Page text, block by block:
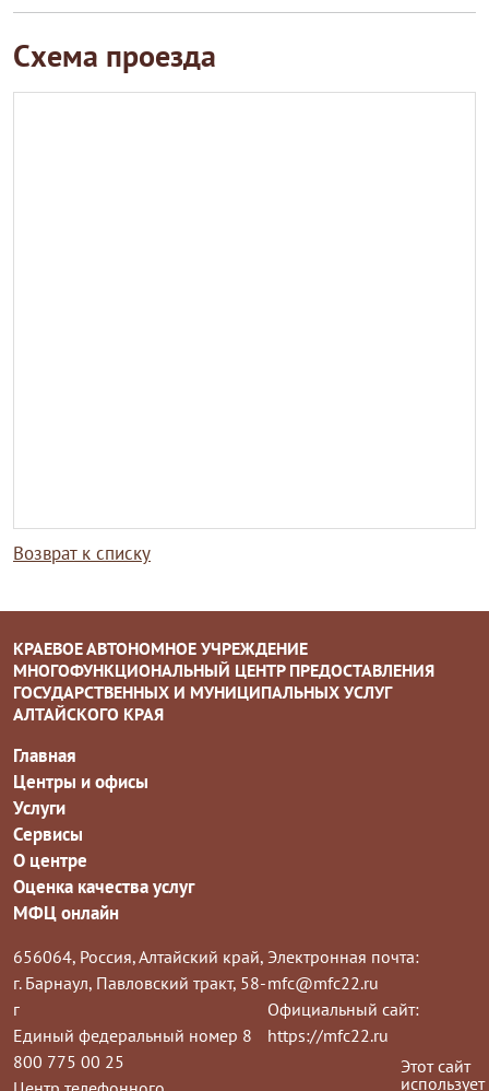
Схема проезда
Возврат к списку
КРАЕВОЕ АВТОНОМНОЕ УЧРЕЖДЕНИЕ
МНОГОФУНКЦИОНАЛЬНЫЙ ЦЕНТР ПРЕДОСТАВЛЕНИЯ
ГОСУДАРСТВЕННЫХ И МУНИЦИПАЛЬНЫХ УСЛУГ
АЛТАЙСКОГО КРАЯ
Главная
Центры и офисы
Услуги
Сервисы
О центре
Оценка качества услуг
МФЦ онлайн
656064, Россия, Алтайский край,
г. Барнаул, Павловский тракт, 58-
г
Единый федеральный номер 8
800 775 00 25
Электронная почта:
mfc@mfc22.ru
Официальный сайт:
https://mfc22.ru
Этот сайт
использует